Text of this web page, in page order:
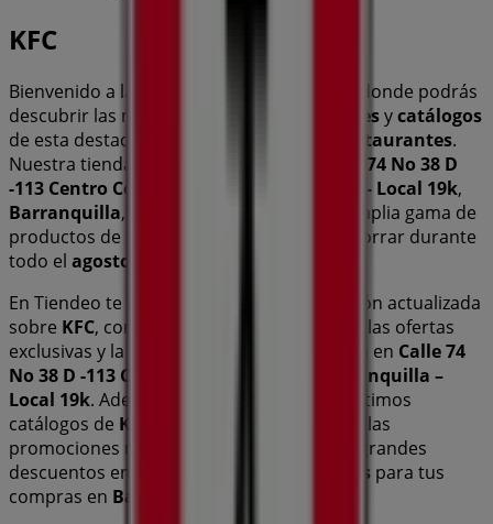
KFC
Bienvenido a la tienda de
en Tiendeo, donde podrás
descubrir las mejores
promocionesycatálogos
de esta destacada marca del sector de
Restaurantes.
Nuestra tienda física está ubicada en
Calle 74 No 38 D
-113 Centro Comercial Viva Barranquilla – Local 19k,
Barranquilla, y en ella encontrarás una amplia gama de
productos de calidad que te permitirán ahorrar durante
todo el agosto de 2026
En Tiendeo te ofrecemos toda la información actualizada
sobre KFC, como los horarios de apertura, las ofertas
exclusivas y la ubicación exacta de la tienda en Calle 74
No 38 D -113 Centro Comercial Viva Barranquilla –
Local 19k. Además, tendrás acceso a los últimos
catálogos de KFC
, donde podrás descubrir las
promociones más recientes y aprovechar grandes
descuentos en productos de
Restaurantes para tus
compras en Barranquilla